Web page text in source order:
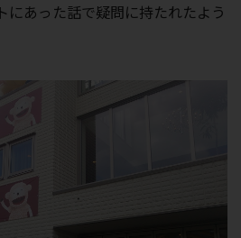
にあった話で疑問に持たれたよう